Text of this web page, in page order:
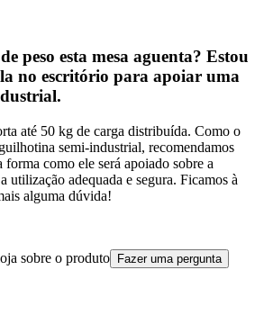
peso esta mesa aguenta? Estou
no escritório para apoiar uma
até 50 kg de carga distribuída. Como o
semi-industrial, recomendamos
como ele será apoiado sobre a
utilização adequada e segura. Ficamos à
alguma dúvida!
sobre o produto Fazer uma pergunta